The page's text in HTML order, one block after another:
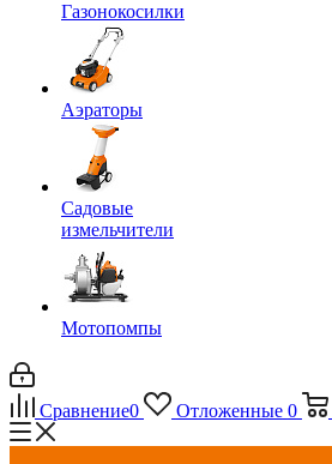
Газонокосилки
Аэраторы
Садовые
измельчители
Мотопомпы
Сравнение0 Отложенные 0